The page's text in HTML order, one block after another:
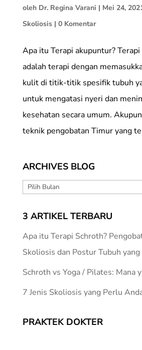
oleh Dr. Regina Varani | Mei 24,
Skoliosis| 0 Komentar
Apa itu Terapi akupuntur?
adalah terapi dengan
kulit di titik-titik spesifik tubuh
untuk mengatasi nyeri dan
kesehatan secara umum.
teknik pengobatan Timur yang
ARCHIVES BLOG
ARCHIVES
3 ARTIKEL TERBARU
Apa itu Terapi Schroth?
Skoliosis dan Postur Tubuh
Schroth vs Yoga / Pilates: Mana
7 Jenis Skoliosis yang Perlu
PRAKTEK DOKTER